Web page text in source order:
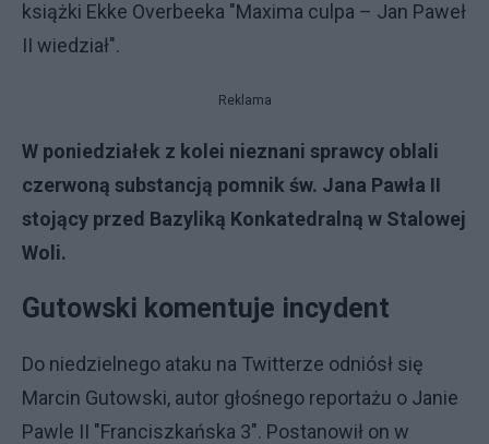
książki Ekke Overbeeka "Maxima culpa – Jan Paweł
II wiedział".
Reklama
W poniedziałek z kolei nieznani sprawcy oblali
czerwoną substancją pomnik św. Jana Pawła II
stojący przed Bazyliką Konkatedralną w Stalowej
Woli.
Gutowski komentuje incydent
Do niedzielnego ataku na Twitterze odniósł się
Marcin Gutowski, autor głośnego reportażu o Janie
Pawle II "Franciszkańska 3". Postanowił on w